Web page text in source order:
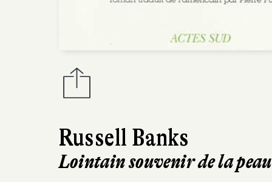
Russell Banks
Lointain souvenir de la peau